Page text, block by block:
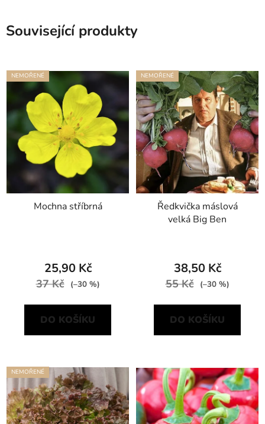
Související produkty
NEMOŘENÉ
Mochna stříbrná
25,90 Kč
37 Kč (–30 %)
DO KOŠÍKU
NEMOŘENÉ
Ředkvička máslová
velká Big Ben
38,50 Kč
55 Kč (–30 %)
DO KOŠÍKU
NEMOŘENÉ